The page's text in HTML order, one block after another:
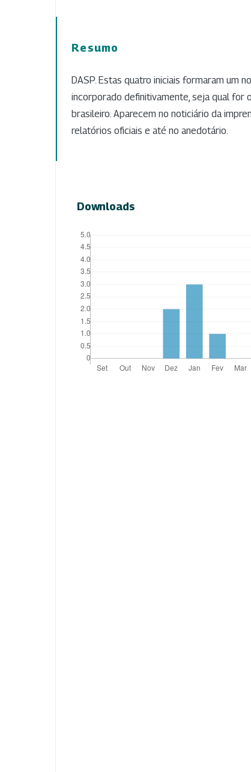
Resumo
DASP. Estas quatro iniciais formaram um
incorporado definitivamente, seja qual for
brasileiro. Aparecem no noticiário da
relatórios oficiais e até no anedotário.
Downloads